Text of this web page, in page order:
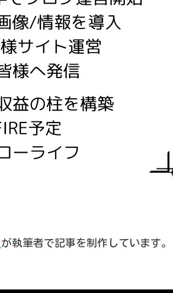
が執筆者で記事を制作しています。